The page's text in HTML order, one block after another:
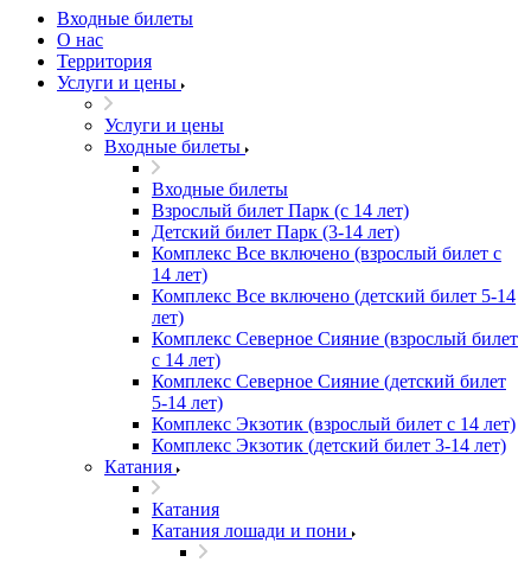
Входные билеты
О нас
Территория
Услуги и цены
Услуги и цены
Входные билеты
Входные билеты
Взрослый билет Парк (с 14 лет)
Детский билет Парк (3-14 лет)
Комплекс Все включено (взрослый билет с
14 лет)
Комплекс Все включено (детский билет 5-14
лет)
Комплекс Северное Сияние (взрослый билет
с 14 лет)
Комплекс Северное Сияние (детский билет
5-14 лет)
Комплекс Экзотик (взрослый билет с 14 лет)
Комплекс Экзотик (детский билет 3-14 лет)
Катания
Катания
Катания лошади и пони